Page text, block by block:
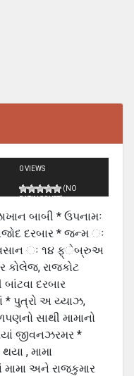
0 VIEWS
(NO
RATINGS YET)
બાબી * ઉપનામઃ
દરબાર * જન્મ ઃ
ઃ ૧૪ ફ્ેબ્રુઅ
કોલેજ, રાજકોટ
દરબાર
* પુત્રો અ ય્યાઝ,
સાથી મામાનો
જીવનઝરમર *
, મામા
અને રાજકુમાર